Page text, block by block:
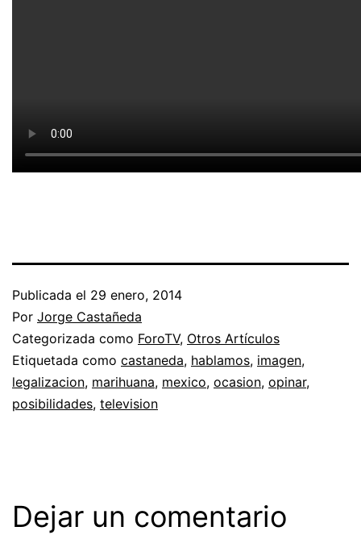
Publicada el 29 enero, 2014
Por Jorge Castañeda
Categorizada como ForoTV, Otros Artículos
Etiquetada como castaneda, hablamos, imagen,
legalizacion, marihuana, mexico, ocasion, opinar,
posibilidades, television
Dejar un comentario